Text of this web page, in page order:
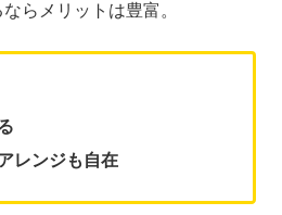
らメリットは豊富。
レンジも自在